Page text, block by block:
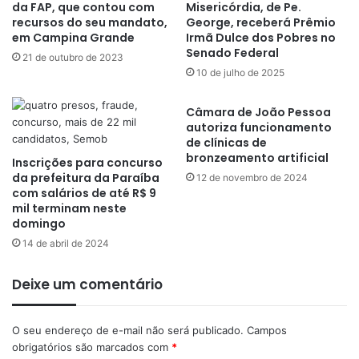
da FAP, que contou com
recursos do seu mandato,
em Campina Grande
21 de outubro de 2023
Misericórdia, de Pe.
George, receberá Prêmio
Irmã Dulce dos Pobres no
Senado Federal
10 de julho de 2025
Inscrições para concurso
da prefeitura da Paraíba
com salários de até R$ 9
mil terminam neste
domingo
14 de abril de 2024
Câmara de João Pessoa
autoriza funcionamento
de clínicas de
bronzeamento artificial
12 de novembro de 2024
Deixe um comentário
O seu endereço de e-mail não será publicado. Campos
obrigatórios são marcados com *